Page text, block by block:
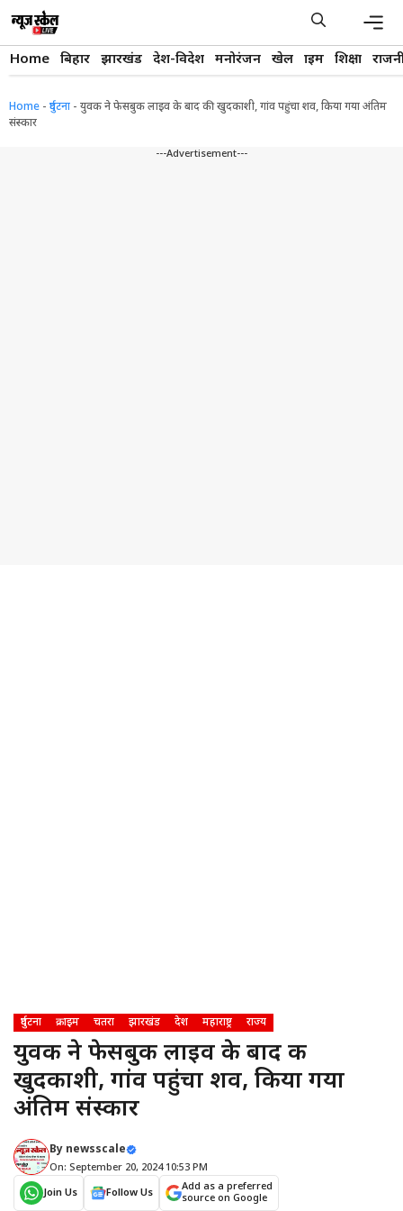
content
Home बिहार झारखंड देश-विदेश मनोरंजन खेल क्राइम शिक्षा
Home - दुर्घटना - युवक ने फेसबुक लाइव के बाद की खुदकाशी, गांव पहुंचा शव, किया गया अंतिम
संस्कार
---Advertisement---
दुर्घटना क्राइम चतरा झारखंड देश महाराष्ट्र राज्य
युवक ने फेसबुक लाइव के बाद की
खुदकाशी, गांव पहुंचा शव, किया गया
अंतिम संस्कार
By newsscale
On: September 20, 2024 10:53 PM
Join Us
Follow Us
Add as a preferred
source on Google